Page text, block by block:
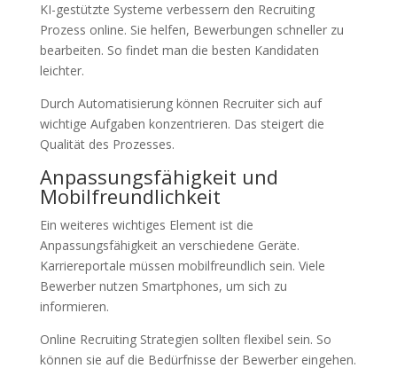
KI-gestützte Systeme verbessern den Recruiting
Prozess online. Sie helfen, Bewerbungen schneller zu
bearbeiten. So findet man die besten Kandidaten
leichter.
Durch Automatisierung können Recruiter sich auf
wichtige Aufgaben konzentrieren. Das steigert die
Qualität des Prozesses.
Anpassungsfähigkeit und
Mobilfreundlichkeit
Ein weiteres wichtiges Element ist die
Anpassungsfähigkeit an verschiedene Geräte.
Karriereportale müssen mobilfreundlich sein. Viele
Bewerber nutzen Smartphones, um sich zu
informieren.
Online Recruiting Strategien sollten flexibel sein. So
können sie auf die Bedürfnisse der Bewerber eingehen.